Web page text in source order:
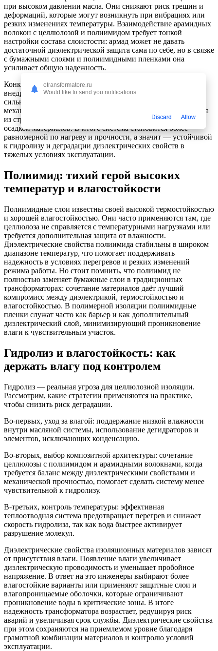
при высоком давлении масла. Они снижают риск трещин и
деформаций, которые могут возникнуть при вибрациях или
резких изменениях температуры. Взаимодействие арамидных
волокон с целлюлозой и полиимидом требует тонкой
настройки состава слоистости: армад может не давать
достаточной диэлектрической защита сама по себе, но в связке
с бумажными слоями и полиимидными пленками она
усиливает общую надежность.
Конкретика применения такова: арамидные волокна часто
внедряют в reinforcing-слои, которые не подвергаются
сильному электрическому напряжению, но подвергаются
механическим нагрузкам. Это помогает снизить риск выхода
из строя из-за микроповреждений, связанных с вибрацией и
осадкой материалов. В итоге система становится более
равномерной по нагреву и прочности, а значит — устойчивой
к гидролизу и деградации диэлектрических свойств в
тяжелых условиях эксплуатации.
Полиимид: тихий герой высоких
температур и влагостойкости
Полиимидные слои известны своей высокой термостойкостью
и хорошей влагостойкостью. Они часто применяются там, где
целлюлоза не справляется с температурными нагрузками или
требуется дополнительная защита от влажности.
Диэлектрические свойства полиимида стабильны в широком
диапазоне температур, что помогает поддерживать
надежность в условиях перегревов и резких изменений
режима работы. Но стоит помнить, что полиимид не
полностью заменяет бумажные слои в традиционных
трансформаторах: сочетание материалов даёт лучший
компромисс между диэлектрикой, термостойкостью и
влагостойкостью. В полимерной изоляции полиимидные
пленки служат часто как барьер и как дополнительный
диэлектрический слой, минимизирующий проникновение
влаги к чувствительным участок.
Гидролиз и влагостойкость: как
держать влагу под контролем
Гидролиз — реальная угроза для целлюлозной изоляции.
Рассмотрим, какие стратегии применяются на практике,
чтобы снизить риск деградации.
Во-первых, уход за влагой: поддержание низкой влажности
внутри масляной системы, использование дегидраторов и
элементов, исключающих конденсацию.
Во-вторых, выбор композитной архитектуры: сочетание
целлюлозы с полиимидом и арамидными волокнами, когда
требуется баланс между диэлектрическими свойствами и
механической прочностью, помогает сделать систему менее
чувствительной к гидролизу.
В-третьих, контроль температуры: эффективная
теплоотводная система предотвращает перегрев и снижает
скорость гидролиза, так как вода быстрее активирует
разрушение молекул.
Диэлектрические свойства изоляционных материалов зависят
от присутствия влаги. Появление влаги увеличивает
диэлектрическую проводимость и уменьшает пробойное
напряжение. В ответ на это инженеры выбирают более
влагостойкие варианты или применяют защитные слои и
влагопроницаемые оболочки, которые ограничивают
проникновение воды в критические зоны. В итоге
надежность трансформатора возрастает, редуцируя риск
аварий и увеличивая срок службы. Диэлектрические свойства
при этом сохраняются на приемлемом уровне благодаря
грамотной комбинации материалов и контролю условий
эксплуатации.
otransformatore.ru
Would like to send you notifications
Discard Allow